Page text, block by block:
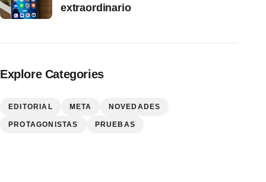
extraordinario
Explore Categories
EDITORIAL META NOVEDADES
PROTAGONISTAS PRUEBAS